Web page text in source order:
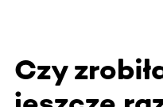
Czy